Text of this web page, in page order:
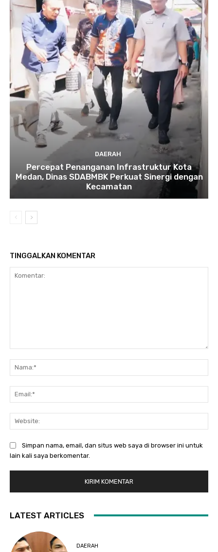
DAERAH
Percepat Penanganan Infrastruktur Kota
Medan, Dinas SDABMBK Perkuat Sinergi dengan
Kecamatan
TINGGALKAN KOMENTAR
Simpan nama, email, dan situs web saya di browser ini untuk
lain kali saya berkomentar.
LATEST ARTICLES
DAERAH